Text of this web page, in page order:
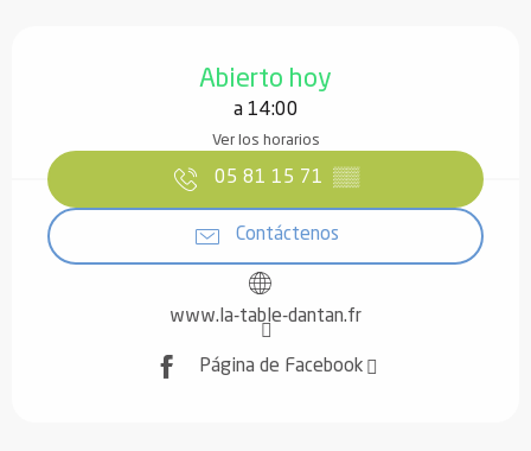
Abierto hoy
a 14:00
Ver los horarios
05 81 15 71 ▒▒
Contáctenos
www.la-table-dantan.fr
Página de Facebook